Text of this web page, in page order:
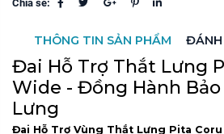
Chia sẻ:
THÔNG TIN SẢN PHẨM ĐÁNH
Đai Hỗ Trợ Thắt Lưng
Wide - Đồng Hành
Lưng
Đai Hỗ Trợ Vùng Thắt Lưng Pita